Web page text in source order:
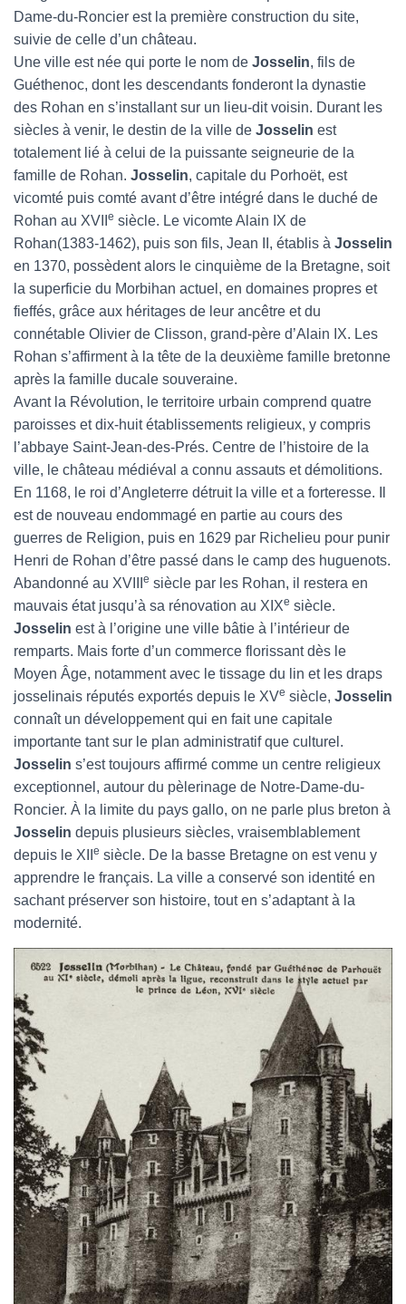
Dame-du-Roncier est la première construction du site,
suivie de celle d’un château.
Une ville est née qui porte le nom de Josselin, fils de
Guéthenoc, dont les descendants fonderont la dynastie
des Rohan en s’installant sur un lieu-dit voisin. Durant les
siècles à venir, le destin de la ville de Josselin est
totalement lié à celui de la puissante seigneurie de la
famille de Rohan. Josselin, capitale du Porhoët, est
vicomté puis comté avant d’être intégré dans le duché de
Rohan au XVII e siècle. Le vicomte Alain IX de
Rohan(1383-1462), puis son fils, Jean II, établis à Josselin
en 1370, possèdent alors le cinquième de la Bretagne, soit
la superficie du Morbihan actuel, en domaines propres et
fieffés, grâce aux héritages de leur ancêtre et du
connétable Olivier de Clisson, grand-père d’Alain IX. Les
Rohan s’affirment à la tête de la deuxième famille bretonne
après la famille ducale souveraine.
Avant la Révolution, le territoire urbain comprend quatre
paroisses et dix-huit établissements religieux, y compris
l’abbaye Saint-Jean-des-Prés. Centre de l’histoire de la
ville, le château médiéval a connu assauts et démolitions.
En 1168, le roi d’Angleterre détruit la ville et a forteresse. Il
est de nouveau endommagé en partie au cours des
guerres de Religion, puis en 1629 par Richelieu pour punir
Henri de Rohan d’être passé dans le camp des huguenots.
Abandonné au XVIII
e siècle par les Rohan, il restera en
mauvais état jusqu’à sa rénovation au XIXe siècle.
Josselin est à l’origine une ville bâtie à l’intérieur de
remparts. Mais forte d’un commerce florissant dès le
Moyen Âge, notamment avec le tissage du lin et les draps
josselinais réputés exportés depuis le XVe siècle, Josselin
connaît un développement qui en fait une capitale
importante tant sur le plan administratif que culturel.
Josselin s’est toujours affirmé comme un centre religieux
exceptionnel, autour du pèlerinage de Notre-Dame-du-
Roncier. À la limite du pays gallo, on ne parle plus breton à
Josselin depuis plusieurs siècles, vraisemblablement
depuis le XII
e siècle. De la basse Bretagne on est venu y
apprendre le français. La ville a conservé son identité en
sachant préserver son histoire, tout en s’adaptant à la
modernité.